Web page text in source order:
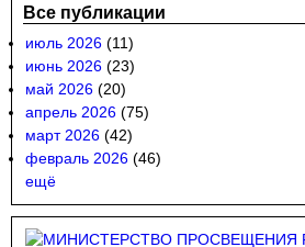
Все публикации
июль 2026 (11)
июнь 2026 (23)
май 2026 (20)
апрель 2026 (75)
март 2026 (42)
февраль 2026 (46)
ещё